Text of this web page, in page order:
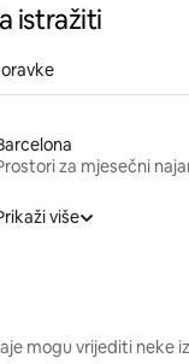
istražiti
za mjesečni
više
mogu vrijediti neke